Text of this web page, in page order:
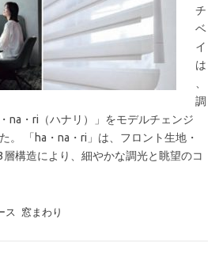
チ
ベ
イ
は
調
na・ri（ハナリ）」をモデルチェンジ
。 「ha・na・ri」は、フロント生地・
構造により、細やかな調光と眺望のコ
ス 窓まわり